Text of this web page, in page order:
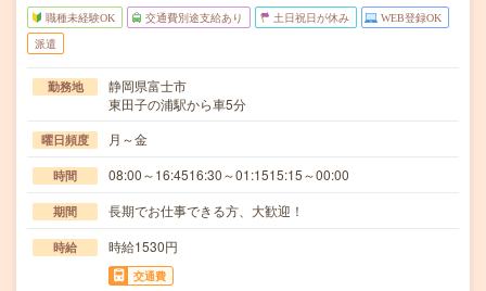
職種未経験OK 交通費別途支給あり 土日祝日が休み WEB登録OK
派遣
勤務地
静岡県富士市
東田子の浦駅から車5分
曜日頻度 月～金
時間 08:00～16:4516:30～01:1515:15～00:00
期間 長期でお仕事できる方、大歓迎！
時給 時給1530円
交通費